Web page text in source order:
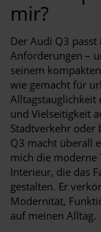
mir?
Der Audi Q3
Anforderungen –
seinem
wie gemacht für
Alltagstauglichkeit
und Vielseitigkeit
Stadtverkehr oder
Q3 macht überall
mich die moderne
Interieur, die das
gestalten. Er
Modernität,
auf meinen Alltag.